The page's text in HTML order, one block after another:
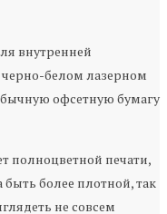
внутренней
черно-белом лазерном
офсетную бумагу
полноцветной печати,
более плотной, так
не совсем